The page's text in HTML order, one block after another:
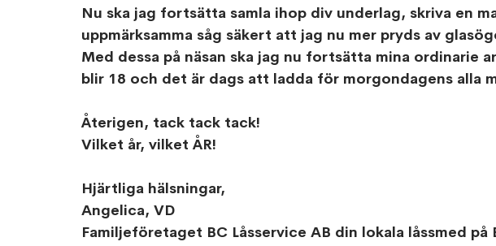
Nu ska jag fortsätta samla ihop div underlag, skriva en
uppmärksamma såg säkert att jag nu mer pryds av
Med dessa på näsan ska jag nu fortsätta mina ordinarie
blir 18 och det är dags att ladda för morgondagens alla
Återigen, tack tack tack!
Vilket år, vilket ÅR!
Hjärtliga hälsningar,
Angelica, VD
Familjeföretaget BC Låsservice AB din lokala låssmed på